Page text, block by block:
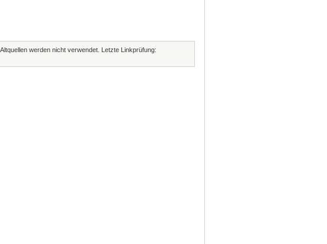
werden nicht verwendet. Letzte Linkprüfung: